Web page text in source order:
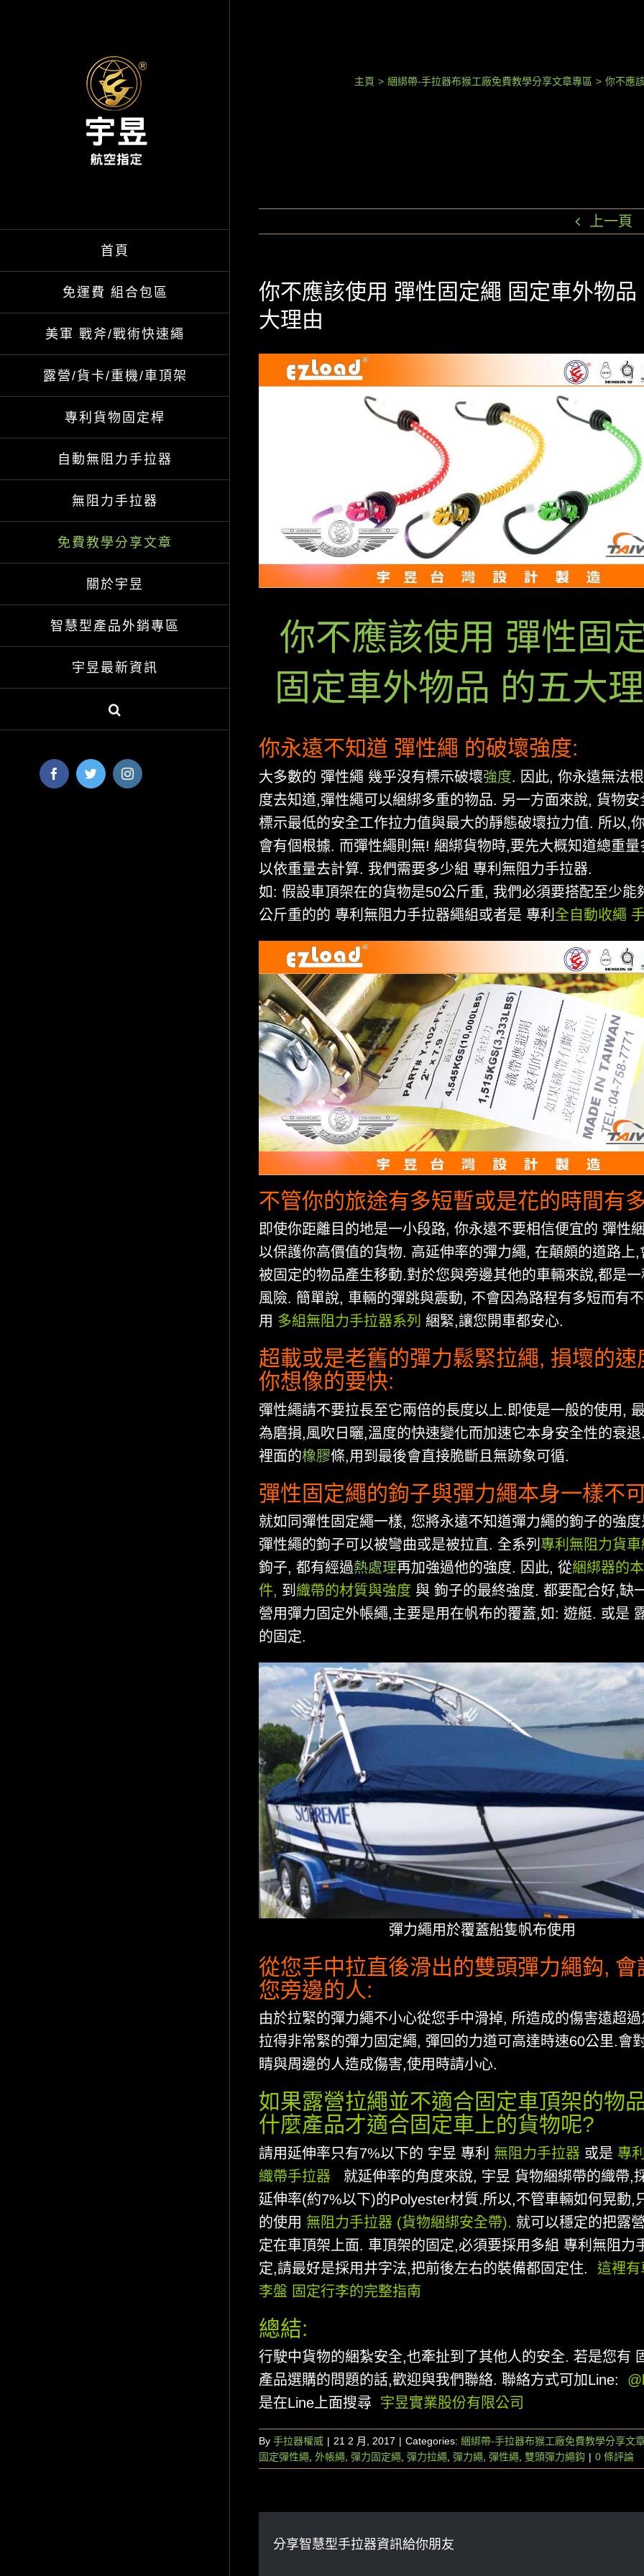
首頁
免運費 組合包區
美軍 戰斧/戰術快速繩
露營/貨卡/重機/車頂架
專利貨物固定桿
自動無阻力手拉器
無阻力手拉器
免費教學分享文章
關於宇昱
智慧型產品外銷專區
宇昱最新資訊
FacebookTwitterInstagram
主頁 > 綑綁帶-手拉器布猴工廠免費教學分享文章專區 > 你不應
上一頁
你不應該使用 彈性固定繩 固定車外物品
大理由
View
Larger
你不應該使用 彈性固
固定車外物品 的五大
你永遠不知道 彈性繩 的破壞強度:
大多數的 彈性繩 幾乎沒有標示破壞強度. 因此, 你永遠無法
度去知道,彈性繩可以綑綁多重的物品. 另一方面來說, 貨物安
標示最低的安全工作拉力值與最大的靜態破壞拉力值. 所以,
會有個根據. 而彈性繩則無! 綑綁貨物時,要先大概知道總重量
以依重量去計算. 我們需要多少組 專利無阻力手拉器.
如: 假設車頂架在的貨物是50公斤重, 我們必須要搭配至少能
公斤重的的 專利無阻力手拉器繩組或者是 專利 全自動收繩
不管你的旅途有多短暫或是花的時間有
即使你距離目的地是一小段路, 你永遠不要相信便宜的 彈性
以保護你高價值的貨物. 高延伸率的彈力繩, 在顛頗的道路上,
被固定的物品產生移動.對於您與旁邊其他的車輛來說,都是
風險. 簡單說, 車輛的彈跳與震動, 不會因為路程有多短而有
用 多組無阻力手拉器系列 綑緊,讓您開車都安心.
超載或是老舊的彈力鬆緊拉繩, 損壞的速
你想像的要快:
彈性繩請不要拉長至它兩倍的長度以上.即使是一般的使用,
為磨損,風吹日曬,溫度的快速變化而加速它本身安全性的衰
裡面的橡膠條,用到最後會直接脆斷且無跡象可循.
彈性固定繩的鉤子與彈力繩本身一樣不
就如同彈性固定繩一樣, 您將永遠不知道彈力繩的鉤子的強
彈性繩的鉤子可以被彎曲或是被拉直. 全系列 專利無阻力貨
鉤子, 都有經過熱處理再加強過他的強度. 因此, 從綑綁器的
件, 到 織帶的材質與強度 與 鉤子的最終強度. 都要配合好,缺
營用彈力固定外帳繩,主要是用在帆布的覆蓋,如: 遊艇. 或是
的固定.
彈力繩用於覆蓋船隻帆布使用
從您手中拉直後滑出的雙頭彈力繩鈎, 會
您旁邊的人:
由於拉緊的彈力繩不小心從您手中滑掉, 所造成的傷害遠超
拉得非常緊的彈力固定繩, 彈回的力道可高達時速60公里.會
睛與周邊的人造成傷害,使用時請小心.
如果露營拉繩並不適合固定車頂架的物
什麼產品才適合固定車上的貨物呢?
請用延伸率只有7%以下的 宇昱 專利 無阻力手拉器 或是 專
織帶手拉器
就延伸率的角度來說, 宇昱 貨物綑綁帶的織帶,
延伸率(約7%以下)的Polyester材質.所以,不管車輛如何晃動,
的使用 無阻力手拉器 (貨物綑綁安全帶). 就可以穩定的把露
定在車頂架上面. 車頂架的固定,必須要採用多組 專利無阻力
定,請最好是採用井字法,把前後左右的裝備都固定住.
這裡
李盤 固定行李的完整指南
總結:
行駛中貨物的綑紮安全,也牽扯到了其他人的安全. 若是您有
產品選購的問題的話,歡迎與我們聯絡. 聯絡方式可加Line:
是在Line上面搜尋 宇昱實業股份有限公司
By 手拉器權威 | 21 2 月, 2017 | Categories: 綑綁帶-手拉器布猴工廠免費教學分享文
固定彈性繩 外帳繩 彈力固定繩 彈力拉繩 彈力繩 彈性繩 雙頭彈力繩鈎 | 0 條評論
分享智慧型手拉器資訊給你朋友